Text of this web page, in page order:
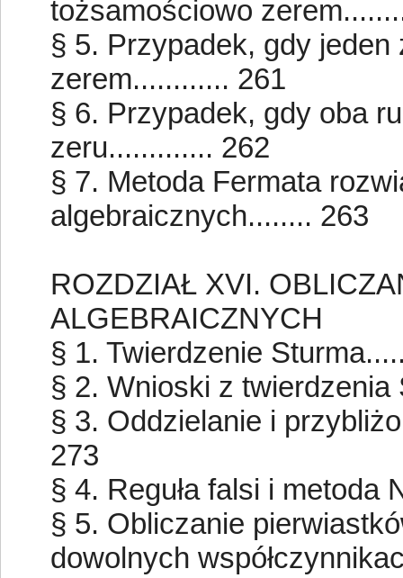
tożsamościowo
§ 5. Przypadek, gdy
zerem............ 261
§ 6. Przypadek, gdy oba
zeru............. 262
§ 7. Metoda Fermata
algebraicznych........ 263
ROZDZIAŁ XVI.
ALGEBRAICZNYCH
§ 1. Twierdzenie
§ 2. Wnioski z twierdzenia
§ 3. Oddzielanie i
273
§ 4. Reguła falsi i metoda
§ 5. Obliczanie
dowolnych